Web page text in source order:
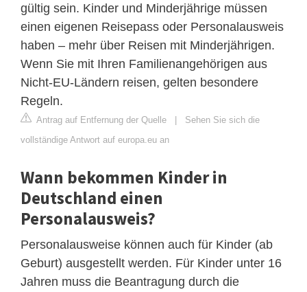
gültig sein. Kinder und Minderjährige müssen
einen eigenen Reisepass oder Personalausweis
haben – mehr über Reisen mit Minderjährigen.
Wenn Sie mit Ihren Familienangehörigen aus
Nicht-EU-Ländern reisen, gelten besondere
Regeln.
Antrag auf Entfernung der Quelle | Sehen Sie sich die
vollständige Antwort auf europa.eu an
Wann bekommen Kinder in
Deutschland einen
Personalausweis?
Personalausweise können auch für Kinder (ab
Geburt) ausgestellt werden. Für Kinder unter 16
Jahren muss die Beantragung durch die